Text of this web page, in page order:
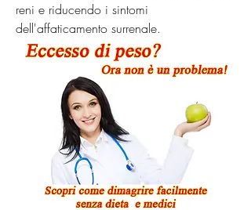
reni e riducendo i sintomi
dell'affaticamento surrenale.